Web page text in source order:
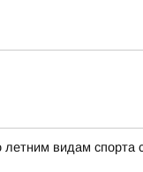
видам